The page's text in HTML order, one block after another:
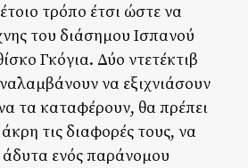
τρόπο έτσι ώστε να
του διάσημου Ισπανού
Γκόγια. Δύο ντετέκτιβ
να εξιχνιάσουν
τα καταφέρουν, θα πρέπει
τις διαφορές τους, να
ενός παράνομου